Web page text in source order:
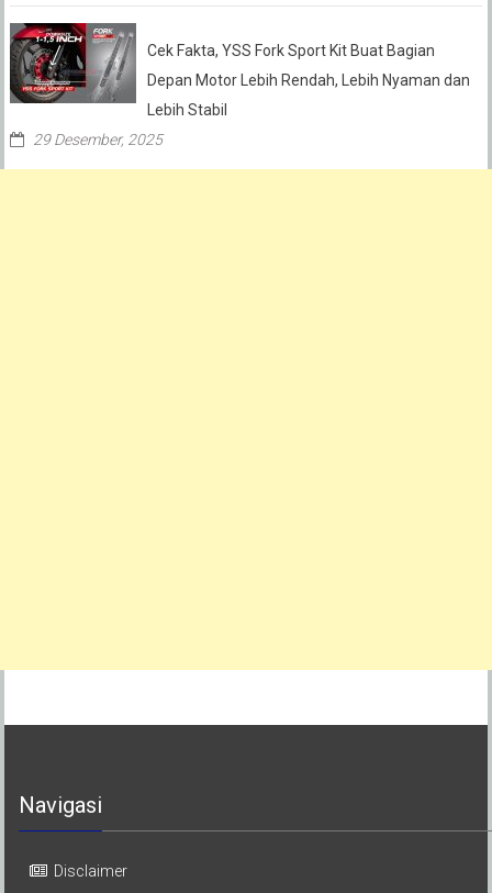
Cek Fakta, YSS Fork Sport Kit Buat Bagian
Depan Motor Lebih Rendah, Lebih Nyaman dan
Lebih Stabil
29 Desember, 2025
Navigasi
Disclaimer